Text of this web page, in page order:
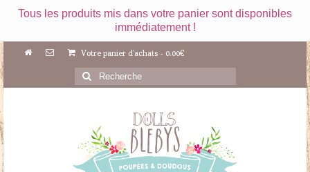
Tous les produits mis dans votre panier sont disponibles
immédiatement !
Votre panier d'achats - 0.00€
Rechercher
: